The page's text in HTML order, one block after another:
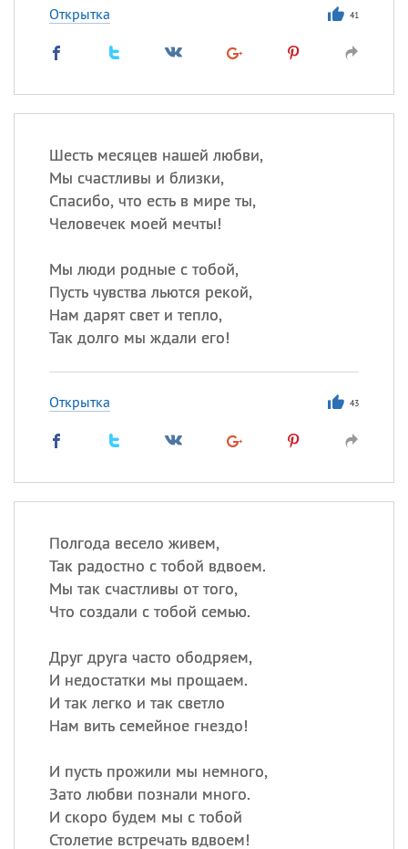
Открытка 41
Шесть месяцев нашей любви,
Мы счастливы и близки,
Спасибо, что есть в мире ты,
Человечек моей мечты!
Мы люди родные с тобой,
Пусть чувства льются рекой,
Нам дарят свет и тепло,
Так долго мы ждали его!
Открытка 43
Полгода весело живем,
Так радостно с тобой вдвоем.
Мы так счастливы от того,
Что создали с тобой семью.
Друг друга часто ободряем,
И недостатки мы прощаем.
И так легко и так светло
Нам вить семейное гнездо!
И пусть прожили мы немного,
Зато любви познали много.
И скоро будем мы с тобой
Столетие встречать вдвоем!